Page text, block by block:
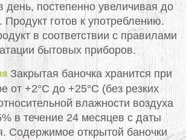
день, постепенно увеличивая до
Продукт готов к употреблению.
в соответствии с правилами
бытовых приборов.
Закрытая баночка хранится при
от +2°С до +25°С (без резких
влажности воздуха
в течение 24 месяцев с даты
Содержимое открытой баночки